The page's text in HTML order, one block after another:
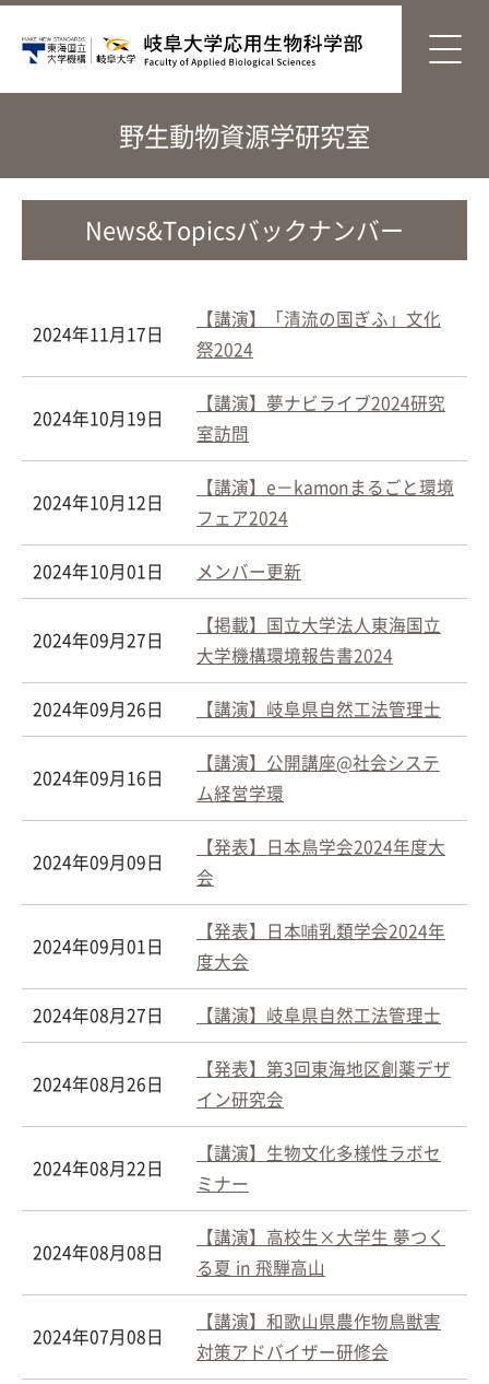
野生動物資源学研究室
News&Topicsバックナンバー
2024年11月17日
【講演】「清流の国ぎふ」文化
祭2024
2024年10月19日
【講演】夢ナビライブ2024研究
室訪問
2024年10月12日
【講演】e－kamonまるごと環境
フェア2024
2024年10月01日 メンバー更新
2024年09月27日
【掲載】国立大学法人東海国立
大学機構環境報告書2024
2024年09月26日 【講演】岐阜県自然工法管理士
2024年09月16日
【講演】公開講座@社会システ
ム経営学環
2024年09月09日
【発表】日本鳥学会2024年度大
会
2024年09月01日
【発表】日本哺乳類学会2024年
度大会
2024年08月27日 【講演】岐阜県自然工法管理士
2024年08月26日
【発表】第3回東海地区創薬デザ
イン研究会
2024年08月22日
【講演】生物文化多様性ラボセ
ミナー
2024年08月08日
【講演】高校生×大学生 夢つく
る夏 in 飛騨高山
2024年07月08日
【講演】和歌山県農作物鳥獣害
対策アドバイザー研修会